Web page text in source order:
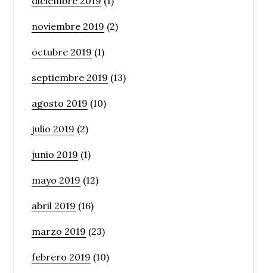
noviembre 2019 (2)
octubre 2019 (1)
septiembre 2019 (13)
agosto 2019 (10)
julio 2019 (2)
junio 2019 (1)
mayo 2019 (12)
abril 2019 (16)
marzo 2019 (23)
febrero 2019 (10)